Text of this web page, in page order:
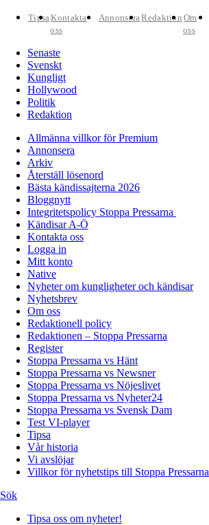
TipsaKontakta
oss
AnnonseraRedaktion Om
oss
Senaste
Svenskt
Kungligt
Hollywood
Politik
Redaktion
Allmänna villkor för Premium
Annonsera
Arkiv
Återställ lösenord
Bästa kändissajterna 2026
Bloggnytt
Integritetspolicy Stoppa Pressarna
Kändisar A-Ö
Kontakta oss
Logga in
Mitt konto
Native
Nyheter om kungligheter och kändisar
Nyhetsbrev
Om oss
Redaktionell policy
Redaktionen – Stoppa Pressarna
Register
Stoppa Pressarna vs Hänt
Stoppa Pressarna vs Newsner
Stoppa Pressarna vs Nöjeslivet
Stoppa Pressarna vs Nyheter24
Stoppa Pressarna vs Svensk Dam
Test VI-player
Tipsa
Vår historia
Vi avslöjar
Villkor för nyhetstips till Stoppa Pressarna
Sök
Tipsa oss om nyheter!